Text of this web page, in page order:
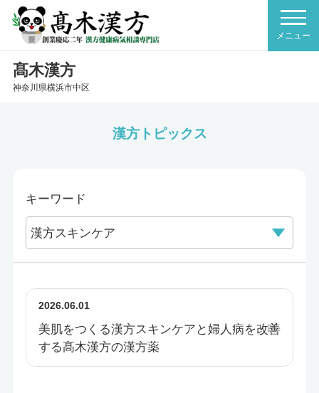
髙木漢方
神奈川県横浜市中区
漢方トピックス
キーワード
2026.06.01
美肌をつくる漢方スキンケアと婦人病を改善
する髙木漢方の漢方薬